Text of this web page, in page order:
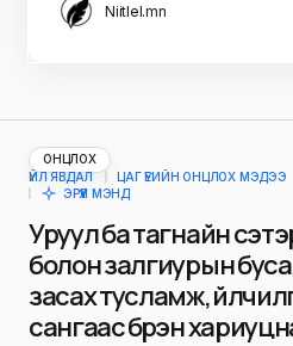
Niitlel.mn
ОНЦЛОХ
ҮЙЛ ЯВДАЛ
ЦАГ ҮЕИЙН ОНЦЛОХ МЭДЭЭ
ЭРҮҮЛ МЭНД
Уруул ба тагнайн
болон залгиурын
засах тусламж,
сангаас бүрэн